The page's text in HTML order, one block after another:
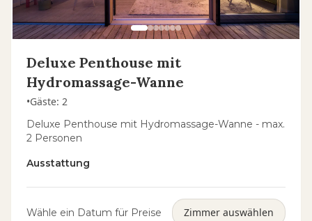
Deluxe Penthouse mit
Hydromassage-Wanne
•Gäste: 2
Deluxe Penthouse mit Hydromassage-Wanne - max.
2 Personen
Ausstattung
Wähle ein Datum für Preise Zimmer auswählen